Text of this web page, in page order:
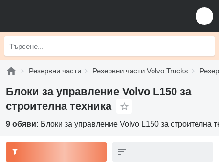
Резервни части Резервни части Volvo Trucks
Блоки за управление Volvo L150 за
строителна техника
9 обяви: Блоки за управление Volvo L150 за строителна